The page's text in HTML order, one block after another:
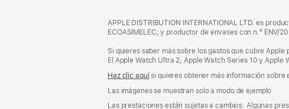
una
ventana
APPLE DISTRIBUTION INTERNATIONAL LTD. es
ECOASIMELEC; y productor de envases con n.º
Si quieres saber más sobre los gastos que cubre
El Apple Watch Ultra 2, Apple Watch Series 10 y
Haz clic aquísi quieres obtener más información sobre
Las imágenes se muestran solo a modo de ejemplo.
Las prestaciones están sujetas a cambios. Algunas